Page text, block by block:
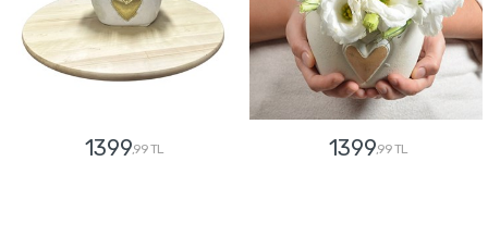
1399,99 TL 1399,99 TL